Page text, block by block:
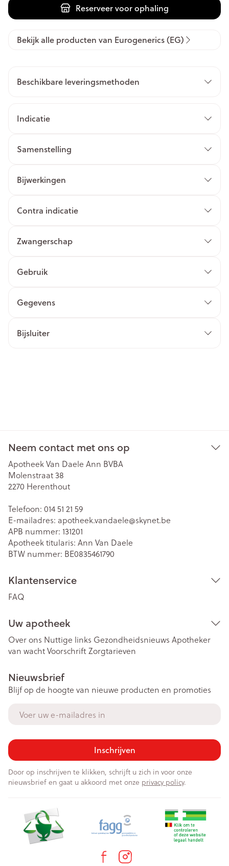
Reserveervoor ophaling
Bekijk alle producten van Eurogenerics (EG)
Beschikbare leveringsmethoden
Indicatie
Samenstelling
Bijwerkingen
Contra indicatie
Zwangerschap
Gebruik
Gegevens
Bijsluiter
Neem contact met ons op
Apotheek Van Daele Ann BVBA
Molenstraat 38
2270 Herenthout
Telefoon: 014 51 21 59
E-mailadres: apotheek.vandaele@skynet.be
APB nummer: 131201
Apotheek titularis: Ann Van Daele
BTW nummer: BE0835461790
Klantenservice
FAQ
Uw apotheek
Over ons Nuttige links Gezondheidsnieuws Apotheker
van wachtVoorschriftZorgtarieven
Nieuwsbrief
Blijf op de hoogte van nieuwe producten en promoties
Inschrijven
Door op inschrijven te klikken, schrijft u zich in voor onze
nieuwsbrief en gaat u akkoord met onze privacy policy.